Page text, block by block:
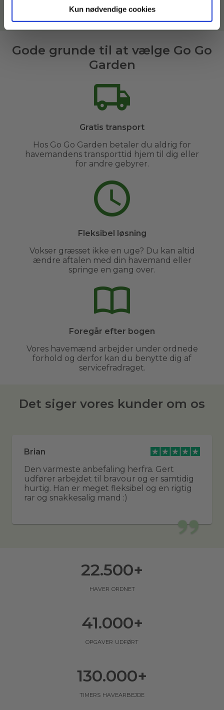
Kun nødvendige cookies
Læs mere om vores havemænd her
Gode grunde til at vælge Go Go
Garden
Gratis transport
Hos Go Go Garden betaler du aldrig for
havemandens transporttid hjem til dig eller
for andre gebyrer.
Fleksibel løsning
Vokser græsset ikke en uge? Du kan altid
ændre aftalen med din havemand eller
springe en gang over.
Foregår efter bogen
Vores havemænd arbejder under ordnede
forhold og derfor kan du benytte dig af
servicefradraget.
Det siger vores kunder om os
Brian
Den varmeste anbefaling herfra. Gert
udfører arbejdet til bravour og er samtidig
hurtig. Han er meget fleksibel og en rigtig
rar og snakkesalig mand :)
haver ordnet
22.500+
opgaver udført
41.000+
timers havearbejde
130.000+